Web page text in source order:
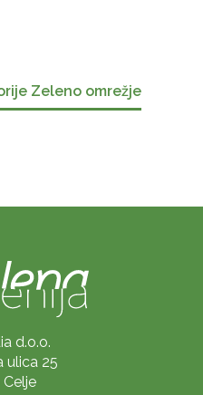
Zeleno omrežje
d.o.o.
ulica 25